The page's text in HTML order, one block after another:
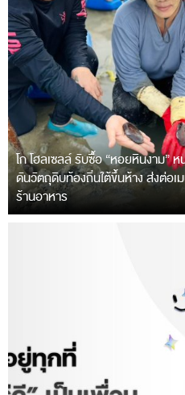
โก โฮลเซลล์ รับซื้อ “หอยหินงาม”
ดันวัตถุดิบท้องถิ่นใต้ขึ้นห้าง ส่งต่อ
ร้านอาหาร